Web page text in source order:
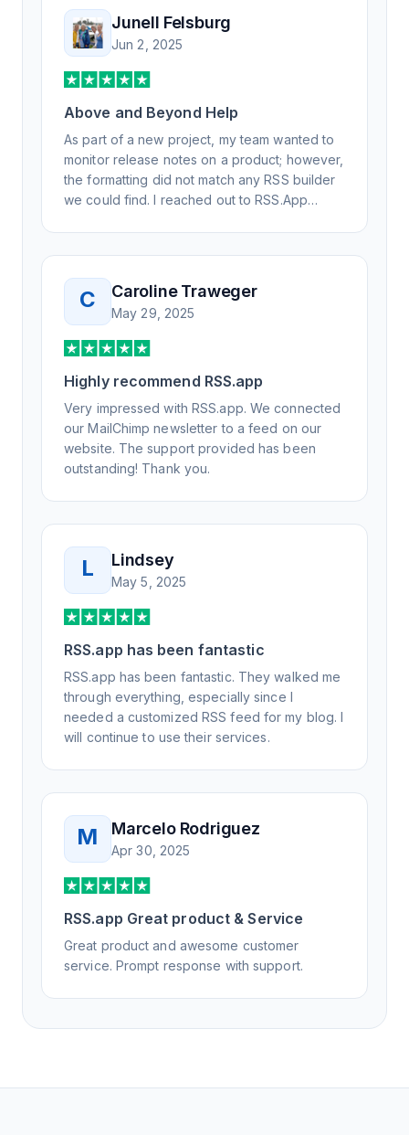
RSS feed needs. Our trucking news hub
website couldn't work without it. Thank you.
Junell Felsburg
Jun 2, 2025
Above and Beyond Help
As part of a new project, my team wanted to
monitor release notes on a product; however,
the formatting did not match any RSS builder
we could find. I reached out to RSS.App
day, but I spoke to someone who was
knowledgeable, kind, and clearly wanted to
understand the issue. It has been a few
weeks, but after many revisions and direct
support, all of my release notes are in a way
that my users understand and find value in.
Honestly, it has been an exceptional
experience, and I will be pushing everyone I
know to RSS.app for their RSS needs.
C Caroline Traweger
May 29, 2025
Highly recommend RSS.app
Very impressed with RSS.app. We connected
our MailChimp newsletter to a feed on our
website. The support provided has been
outstanding! Thank you.
L Lindsey
May 5, 2025
RSS.app has been fantastic
RSS.app has been fantastic. They walked me
through everything, especially since I
needed a customized RSS feed for my blog. I
will continue to use their services.
M Marcelo Rodriguez
Apr 30, 2025
RSS.app Great product & Service
Great product and awesome customer
service. Prompt response with support.